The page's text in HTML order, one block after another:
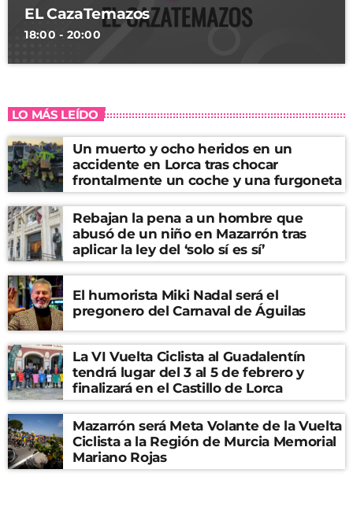
EL CazaTemazos
18:00 - 20:00
LO MÁS LEÍDO
Un muerto y ocho heridos en un
accidente en Lorca tras chocar
frontalmente un coche y una furgoneta
Rebajan la pena a un hombre que
abusó de un niño en Mazarrón tras
aplicar la ley del ‘solo sí es sí’
El humorista Miki Nadal será el
pregonero del Carnaval de Águilas
La VI Vuelta Ciclista al Guadalentín
tendrá lugar del 3 al 5 de febrero y
finalizará en el Castillo de Lorca
Mazarrón será Meta Volante de la Vuelta
Ciclista a la Región de Murcia Memorial
Mariano Rojas